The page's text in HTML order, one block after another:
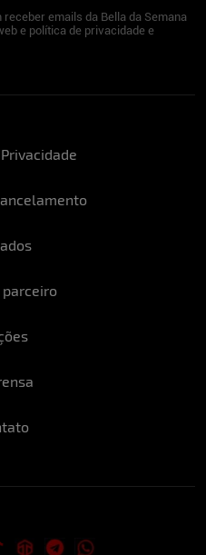
o Natal?
família, fazemos
família vem
época do ano?
Família, meu
pedido ao
Ter as pessoas
recebido
emails da Bella da Semana
e política de privacidade e